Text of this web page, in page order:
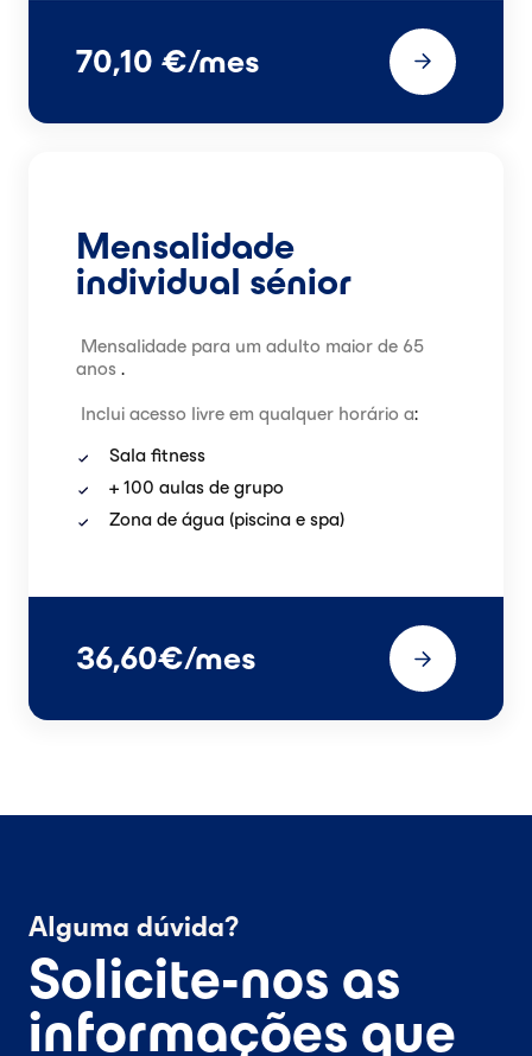
70,10 €/mes
Mensalidade
individual sénior
Mensalidade para um adulto maior de 65
anos .
Inclui acesso livre em qualquer horário a:
Sala fitness
+ 100 aulas de grupo
Zona de água (piscina e spa)
36,60€/mes
Alguma dúvida?
Solicite-nos as
informações que